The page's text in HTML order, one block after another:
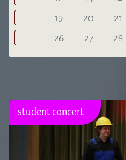
19
20 21
26
27 28
student concert